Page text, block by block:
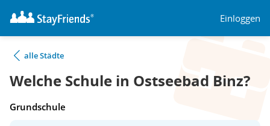
Einloggen
alle Städte
Welche Schule in Ostseebad Binz?
Grundschule